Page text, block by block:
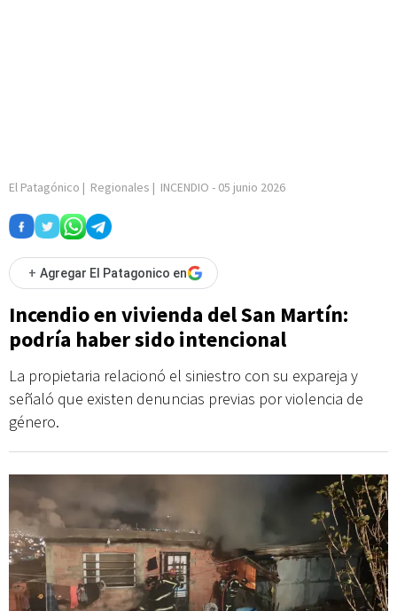
El Patagónico | Regionales | INCENDIO - 05 junio 2026
+ Agregar El Patagonico en
Incendio en vivienda del San Martín:
podría haber sido intencional
La propietaria relacionó el siniestro con su expareja y
señaló que existen denuncias previas por violencia de
género.